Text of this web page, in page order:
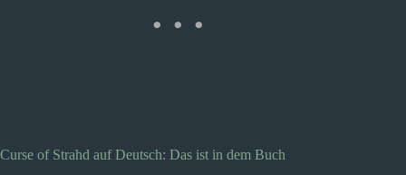
Curse of Strahd auf Deutsch: Das ist in dem Buch